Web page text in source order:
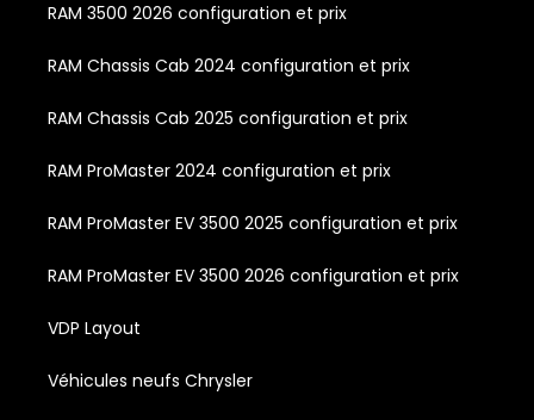
RAM 3500 2026 configuration et prix
RAM Chassis Cab 2024 configuration et prix
RAM Chassis Cab 2025 configuration et prix
RAM ProMaster 2024 configuration et prix
RAM ProMaster EV 3500 2025 configuration et prix
RAM ProMaster EV 3500 2026 configuration et prix
VDP Layout
Véhicules neufs Chrysler